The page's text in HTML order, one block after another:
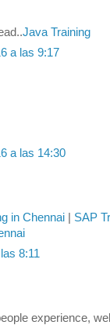
Java Training
a las 9:17
a las 14:30
in Chennai
SAP
8:11
experience,